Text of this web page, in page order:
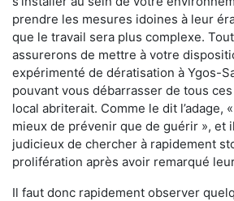
prendre les mesures idoines à leur
que le travail sera plus complexe.
assurerons de mettre à votre
expérimenté de dératisation à Ygos-
pouvant vous débarrasser de tous
local abriterait. Comme le dit l’adage,
mieux de prévenir que de guérir », et
judicieux de chercher à rapidement
prolifération après avoir remarqué
Il faut donc rapidement observer